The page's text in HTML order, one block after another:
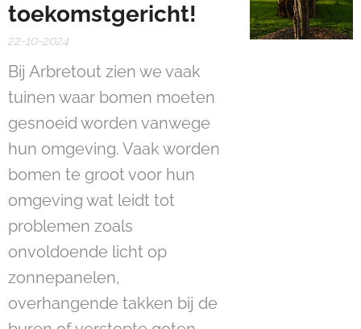
toekomstgericht!
22-10-2024
Bij Arbretout zien we vaak
tuinen waar bomen moeten
gesnoeid worden vanwege
hun omgeving. Vaak worden
bomen te groot voor hun
omgeving wat leidt tot
problemen zoals
onvoldoende licht op
zonnepanelen,
overhangende takken bij de